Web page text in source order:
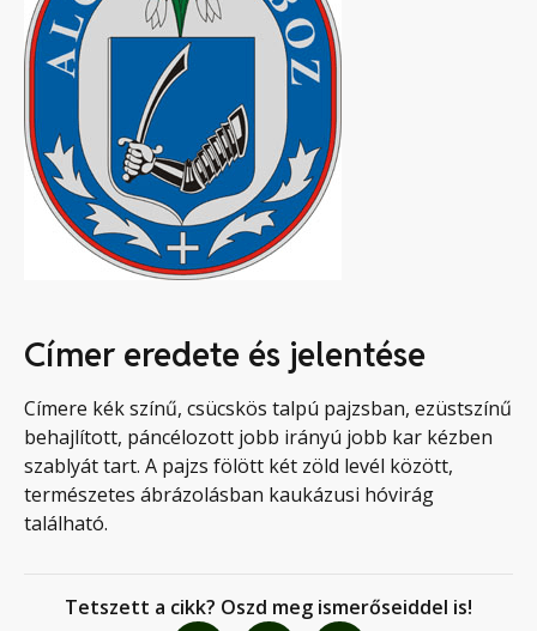
Címer eredete és jelentése
Címere kék színű, csücskös talpú pajzsban, ezüstszínű
behajlított, páncélozott jobb irányú jobb kar kézben
szablyát tart. A pajzs fölött két zöld levél között,
természetes ábrázolásban kaukázusi hóvirág
található.
Tetszett a cikk? Oszd meg ismerőseiddel is!